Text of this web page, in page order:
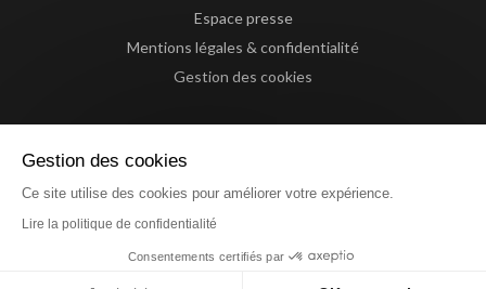
Espace presse
Mentions légales & confidentialité
Gestion des cookies
Gestion des cookies
Ce site utilise des cookies pour améliorer votre expérience.
Lire la politique de confidentialité
Consentements certifiés par